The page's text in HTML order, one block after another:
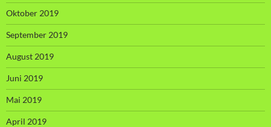
Oktober 2019
September 2019
August 2019
Juni 2019
Mai 2019
April 2019